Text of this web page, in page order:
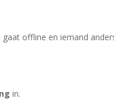
offline en iemand
in.